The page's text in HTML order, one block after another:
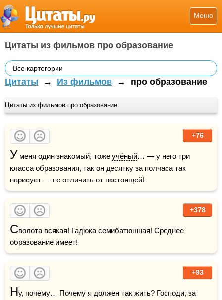
Меню
Цитаты из фильмов про образование
Все картегории
Цитаты → Из фильмов → про образование
Цитаты из фильмов про образование
+76
У меня один знакомый, тоже учёный… — у него три
класса образования, так он десятку за полчаса так
нарисует — не отличить от настоящей!
+378
Сволота всякая! Гадюка семибатюшная! Среднее
+93
Ну, почему… Почему я должен так жить? Господи, за